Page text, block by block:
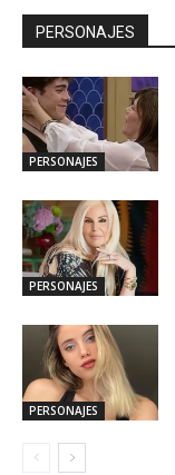
PERSONAJES
PERSONAJES
PERSONAJES
PERSONAJES